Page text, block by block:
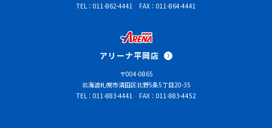
TEL：011-862-4441
FAX：011-864-4441
アリーナ平岡店
〒004-0865
北海道札幌市清田区北野5条5丁目20-35
TEL：011-883-4441
FAX：011-883-4452